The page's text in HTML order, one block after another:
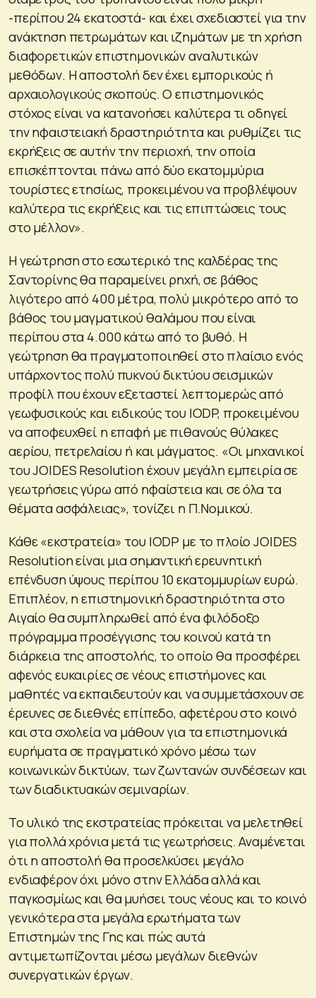
-περίπου 24 εκατοστά- και έχει σχεδιαστεί για την
ανάκτηση πετρωμάτων και ιζημάτων με τη χρήση
διαφορετικών επιστημονικών αναλυτικών
μεθόδων. Η αποστολή δεν έχει εμπορικούς ή
αρχαιολογικούς σκοπούς. Ο επιστημονικός
στόχος είναι να κατανοήσει καλύτερα τι οδηγεί
την ηφαιστειακή δραστηριότητα και ρυθμίζει τις
εκρήξεις σε αυτήν την περιοχή, την οποία
επισκέπτονται πάνω από δύο εκατομμύρια
τουρίστες ετησίως, προκειμένου να προβλέψουν
καλύτερα τις εκρήξεις και τις επιπτώσεις τους
στο μέλλον».
Η γεώτρηση στο εσωτερικό της καλδέρας της
Σαντορίνης θα παραμείνει ρηχή, σε βάθος
λιγότερο από 400 μέτρα, πολύ μικρότερο από το
βάθος του μαγματικού θαλάμου που είναι
περίπου στα 4.000 κάτω από το βυθό. Η
γεώτρηση θα πραγματοποιηθεί στο πλαίσιο ενός
υπάρχοντος πολύ πυκνού δικτύου σεισμικών
προφίλ που έχουν εξεταστεί λεπτομερώς από
γεωφυσικούς και ειδικούς του IODP, προκειμένου
να αποφευχθεί η επαφή με πιθανούς θύλακες
αερίου, πετρελαίου ή και μάγματος. «Οι μηχανικοί
του JOIDES Resolution έχουν μεγάλη εμπειρία σε
γεωτρήσεις γύρω από ηφαίστεια και σε όλα τα
θέματα ασφάλειας», τονίζει η Π.Νομικού.
Κάθε «εκστρατεία» του IODP με το πλοίο JOIDES
Resolution είναι μια σημαντική ερευνητική
επένδυση ύψους περίπου 10 εκατομμυρίων ευρώ.
Επιπλέον, η επιστημονική δραστηριότητα στο
Αιγαίο θα συμπληρωθεί από ένα φιλόδοξο
πρόγραμμα προσέγγισης του κοινού κατά τη
διάρκεια της αποστολής, το οποίο θα προσφέρει
αφενός ευκαιρίες σε νέους επιστήμονες και
μαθητές να εκπαιδευτούν και να συμμετάσχουν σε
έρευνες σε διεθνές επίπεδο, αφετέρου στο κοινό
και στα σχολεία να μάθουν για τα επιστημονικά
ευρήματα σε πραγματικό χρόνο μέσω των
κοινωνικών δικτύων, των ζωντανών συνδέσεων και
των διαδικτυακών σεμιναρίων.
Το υλικό της εκστρατείας πρόκειται να μελετηθεί
για πολλά χρόνια μετά τις γεωτρήσεις. Αναμένεται
ότι η αποστολή θα προσελκύσει μεγάλο
ενδιαφέρον όχι μόνο στην Ελλάδα αλλά και
παγκοσμίως και θα μυήσει τους νέους και το κοινό
γενικότερα στα μεγάλα ερωτήματα των
Επιστημών της Γης και πώς αυτά
αντιμετωπίζονται μέσω μεγάλων διεθνών
συνεργατικών έργων.